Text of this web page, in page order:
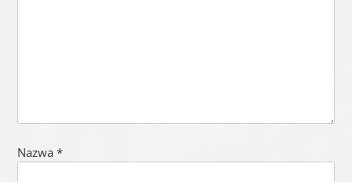
Nazwa *